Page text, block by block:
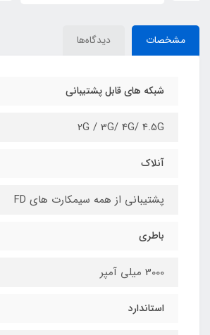
مشخصات دیدگاه‌ها
شبکه های قابل پشتیبانی
2G / 3G/ 4G/ 4.5G
آنلاک
پشتیبانی از همه سیمکارت های FD
باطری
3000 میلی آمپر
استاندارد